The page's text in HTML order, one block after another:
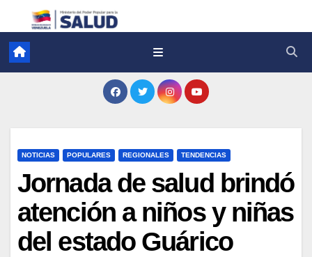
NOTICIAS POPULARES REGIONALES TENDENCIAS
Jornada de salud brindó
atención a niños y niñas
del estado Guárico